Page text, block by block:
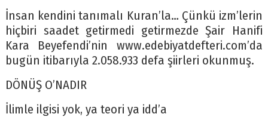
İnsan kendini tanımalı Kuran’la… Çünkü izm’lerin
hiçbiri saadet getirmedi getirmezde Şair Hanifi
Kara Beyefendi’nin www.edebiyatdefteri.com’da
bugün itibarıyla 2.058.933 defa şiirleri okunmuş.
DÖNÜŞ O’NADIR
İlimle ilgisi yok, ya teori ya idd’a